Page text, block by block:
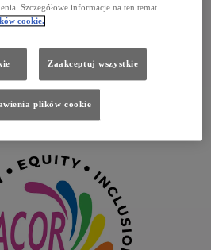
siecią reprezentującą obszary korporacyjne, inżynieryjne
Szczegółowe informacje na ten temat
cookie.
Zaakceptuj wszystkie
plików cookie